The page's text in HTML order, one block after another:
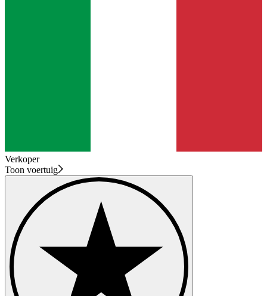
Verkoper
Toon voertuig